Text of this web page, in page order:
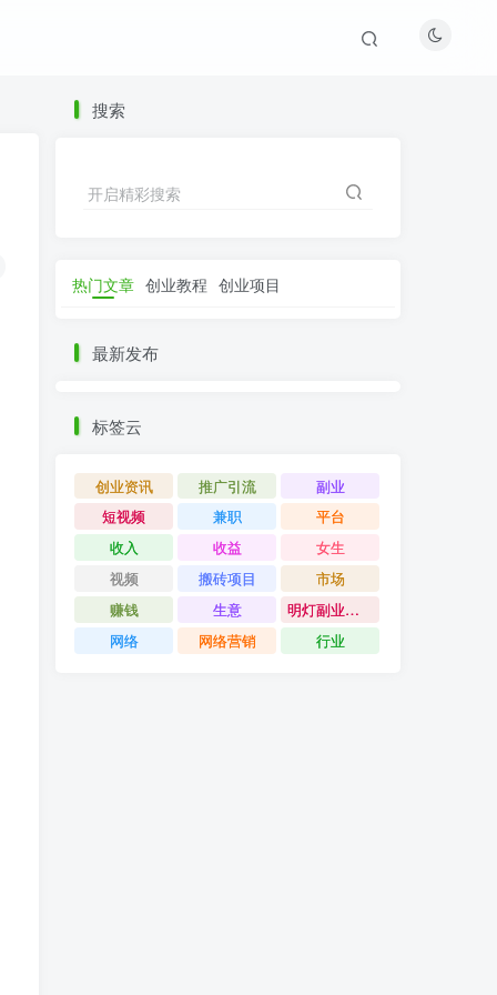
搜索
开启精彩搜索
热门文章 创业教程 创业项目
最新发布
标签云
创业资讯 推广引流
副业
短视频
兼职
平台
收入
收益
女生
视频
搬砖项目
市场
赚钱
生意
明灯副业千计
网络
网络营销 行业